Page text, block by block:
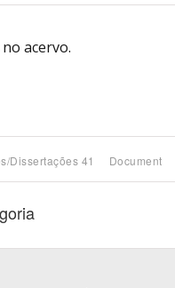
acervo.
Dissertações 41